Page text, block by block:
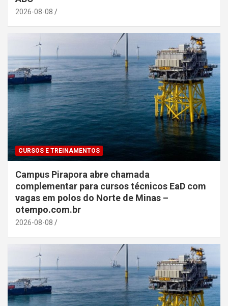
2026-08-08
CURSOS E TREINAMENTOS
Campus Pirapora abre chamada
complementar para cursos técnicos EaD com
vagas em polos do Norte de Minas –
otempo.com.br
2026-08-08